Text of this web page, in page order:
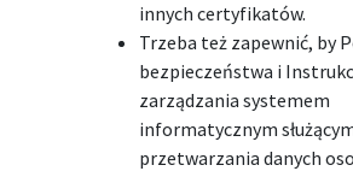
innych certyfikatów.
Trzeba też zapewnić, by
bezpieczeństwa i
zarządzania systemem
informatycznym
przetwarzania danych